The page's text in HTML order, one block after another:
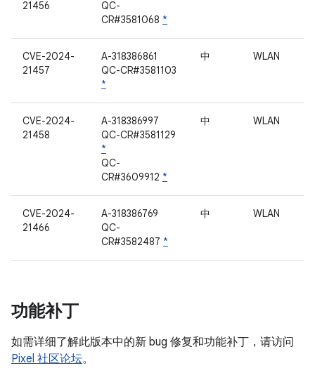
21456
QC-
CR#3581068 *
CVE-2024-
21457
A-318386861
QC-CR#3581103
*
中 WLAN
CVE-2024-
21458
A-318386997
QC-CR#3581129
*
QC-
CR#3609912 *
中 WLAN
CVE-2024-
21466
A-318386769
QC-
CR#3582487 *
中 WLAN
功能补丁
如需详细了解此版本中的新 bug 修复和功能补丁，请访问
Pixel 社区论坛。